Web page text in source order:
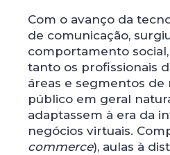
Com o avanço da
de comunicação,
comportamento
tanto os profissionais
áreas e segmentos de
público em geral
adaptassem à era da
negócios virtuais.
commerce), aulas à